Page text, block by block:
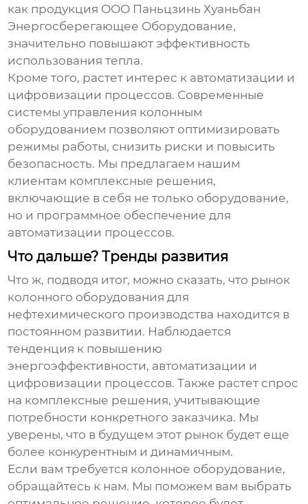
как продукция ООО Паньцзинь Хуаньбан
Энергосберегающее Оборудование,
значительно повышают эффективность
использования тепла.
Кроме того, растет интерес к автоматизации и
цифровизации процессов. Современные
системы управления колонным
оборудованием позволяют оптимизировать
режимы работы, снизить риски и повысить
безопасность. Мы предлагаем нашим
клиентам комплексные решения,
включающие в себя не только оборудование,
но и программное обеспечение для
автоматизации процессов.
Что дальше? Тренды развития
Что ж, подводя итог, можно сказать, что рынок
колонного оборудования для
нефтехимического производства находится в
постоянном развитии. Наблюдается
тенденция к повышению
энергоэффективности, автоматизации и
цифровизации процессов. Также растет спрос
на комплексные решения, учитывающие
потребности конкретного заказчика. Мы
уверены, что в будущем этот рынок будет еще
более конкурентным и динамичным.
Если вам требуется колонное оборудование,
обращайтесь к нам. Мы поможем вам выбрать